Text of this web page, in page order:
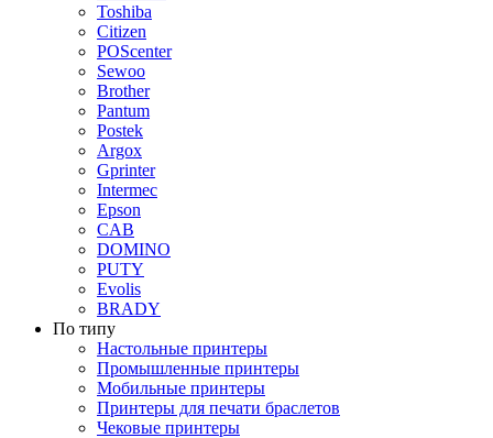
Toshiba
Citizen
POScenter
Sewoo
Brother
Pantum
Postek
Argox
Gprinter
Intermec
Epson
CAB
DOMINO
PUTY
Evolis
BRADY
По типу
Настольные принтеры
Промышленные принтеры
Мобильные принтеры
Принтеры для печати браслетов
Чековые принтеры